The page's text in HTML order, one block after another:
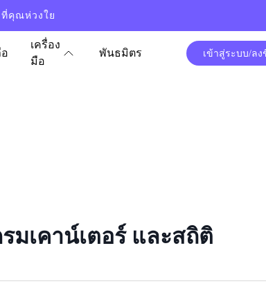
ที่คุณห่วงใย
เครื่อง
มือ
พันธมิตร เข้าสู่ระบบ/ลง
มเคาน์เตอร์ และสถิติ